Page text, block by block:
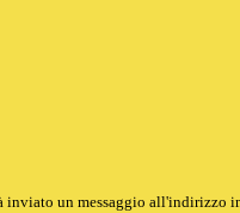
inviato un messaggio all'indirizzo